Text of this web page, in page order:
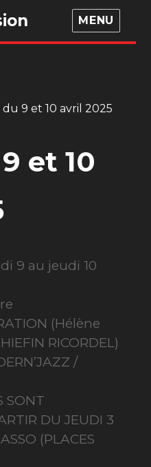
MENU
9 et 10 avril 2025
et 10
9 au jeudi 10
(Hélène
RICORDEL)
/
SONT
DU JEUDI 3
(PLACES